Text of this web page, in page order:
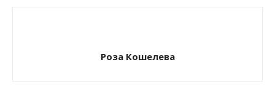
Роза Кошелева